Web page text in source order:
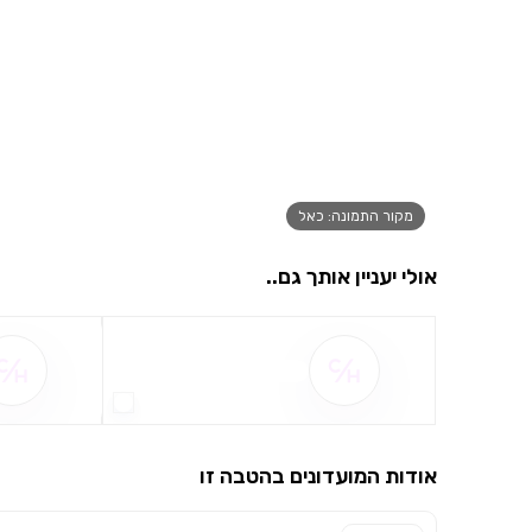
מקור התמונה: כאל
אולי יעניין אותך גם..
אודות המועדונים בהטבה זו